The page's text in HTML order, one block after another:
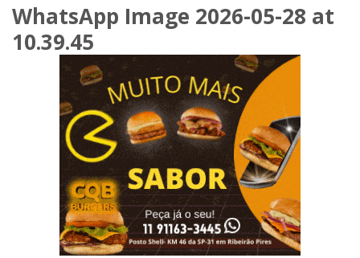
WhatsApp Image 2026-05-28 at
10.39.45